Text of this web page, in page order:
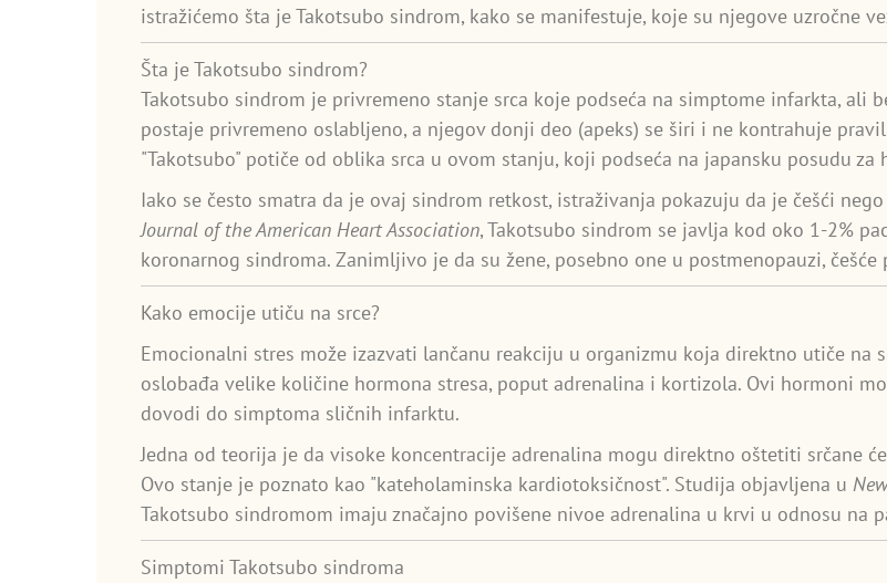
istražićemo šta je Takotsubo sindrom, kako se manifestuje, koje su njegove uzročne
Šta je Takotsubo sindrom?
Takotsubo sindrom je privremeno stanje srca koje podseća na simptome infarkta, ali
postaje privremeno oslabljeno, a njegov donji deo (apeks) se širi i ne kontrahuje
"Takotsubo" potiče od oblika srca u ovom stanju, koji podseća na japansku posudu za
Iako se često smatra da je ovaj sindrom retkost, istraživanja pokazuju da je češći
Journal of the American Heart Association, Takotsubo sindrom se javlja kod oko 1-2%
koronarnog sindroma. Zanimljivo je da su žene, posebno one u postmenopauzi, češće
Kako emocije utiču na srce?
Emocionalni stres može izazvati lančanu reakciju u organizmu koja direktno utiče na
oslobađa velike količine hormona stresa, poput adrenalina i kortizola. Ovi hormoni
dovodi do simptoma sličnih infarktu.
Jedna od teorija je da visoke koncentracije adrenalina mogu direktno oštetiti srčane
Ovo stanje je poznato kao "kateholaminska kardiotoksičnost". Studija objavljena u
Takotsubo sindromom imaju značajno povišene nivoe adrenalina u krvi u odnosu na
Simptomi Takotsubo sindroma